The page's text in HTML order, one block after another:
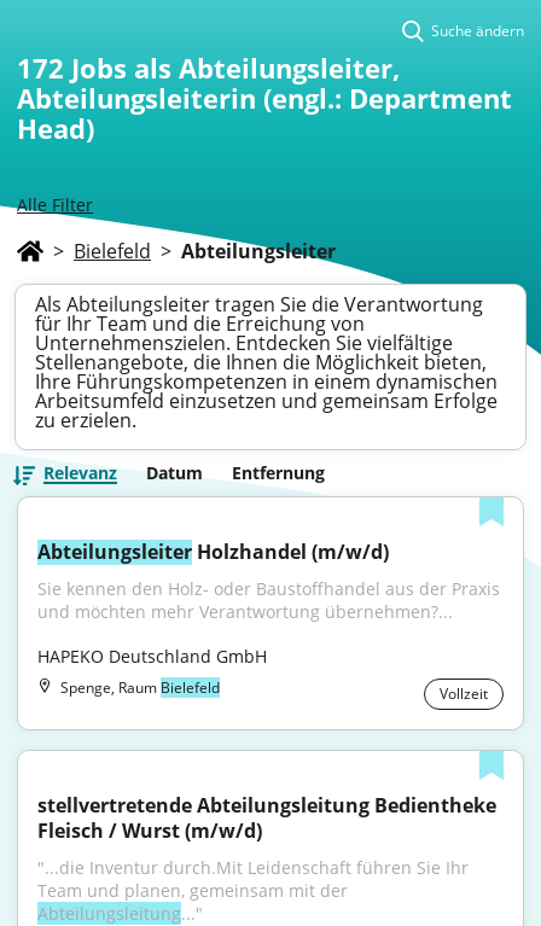
Alle Filter
Suche ändern
172 Jobs als Abteilungsleiter,
Abteilungsleiterin (engl.: Department
Head)
> Bielefeld > Abteilungsleiter
Als Abteilungsleiter tragen Sie die Verantwortung
für Ihr Team und die Erreichung von
Unternehmenszielen. Entdecken Sie vielfältige
Stellenangebote, die Ihnen die Möglichkeit bieten,
Ihre Führungskompetenzen in einem dynamischen
Arbeitsumfeld einzusetzen und gemeinsam Erfolge
zu erzielen.
Relevanz Datum Entfernung
Abteilungsleiter Holzhandel (m/w/d)
Sie kennen den Holz- oder Baustoffhandel aus der Praxis
und möchten mehr Verantwortung übernehmen?...
HAPEKO Deutschland GmbH
Spenge, Raum Bielefeld Vollzeit
stellvertretende Abteilungsleitung Bedientheke
Fleisch / Wurst (m/w/d)
"...die Inventur durch.Mit Leidenschaft führen Sie Ihr
Abteilungsleitung..."